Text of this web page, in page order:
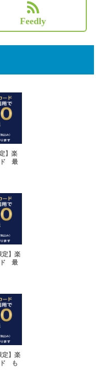
Feedly
】楽
ド 最
定】楽
ド 最
定】楽
ド も